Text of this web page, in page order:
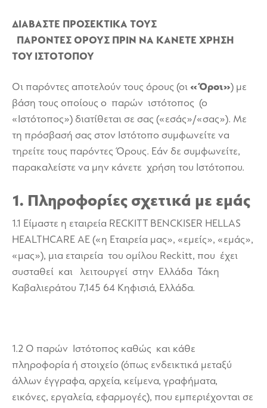
ΔΙΑΒΑΣΤΕ ΠΡΟΣΕKΤΙΚΑ ΤΟΥΣ
ΠΑΡΟΝΤΕΣ ΟΡΟΥΣ ΠΡΙΝ ΝΑ ΚΑΝΕΤΕ ΧΡΗΣΗ
ΤΟΥ ΙΣΤΟΤΟΠΟΥ
Οι παρόντες αποτελούν τους όρους (οι «Όροι») με
βάση τους οποίους ο παρών ιστότοπος (ο
«Ιστότοπος») διατίθεται σε σας («εσάς»/«σας»). Με
τη πρόσβασή σας στον Ιστότοπο συμφωνείτε να
τηρείτε τους παρόντες Όρους. Εάν δε συμφωνείτε,
παρακαλείστε να μην κάνετε χρήση του Ιστότοπου.
1. Πληροφορίες σχετικά με εμάς
1.1 Είμαστε η εταιρεία RECKITT BENCKISER HELLAS
HEALTHCARE ΑΕ («η Εταιρεία μας», «εμείς», «εμάς»,
«μας»), μια εταιρεία του ομίλου Reckitt, που έχει
συσταθεί και λειτουργεί στην Ελλάδα Τάκη
Καβαλιεράτου 7,145 64 Κηφισιά, Ελλάδα.
1.2 Ο παρών Ιστότοπος καθώς και κάθε
πληροφορία ή στοιχείο (όπως ενδεικτικά μεταξύ
άλλων έγγραφα, αρχεία, κείμενα, γραφήματα,
εικόνες, εργαλεία, εφαρμογές), που εμπεριέχονται σε